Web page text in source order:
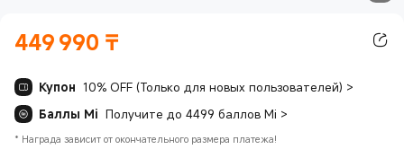
449 990 ₸
Current Price ₸449990.00
Купон 10% OFF (Только для новых пользователей) >
Баллы Mi Получите до 4499 баллов Mi >
* Награда зависит от окончательного размера платежа!